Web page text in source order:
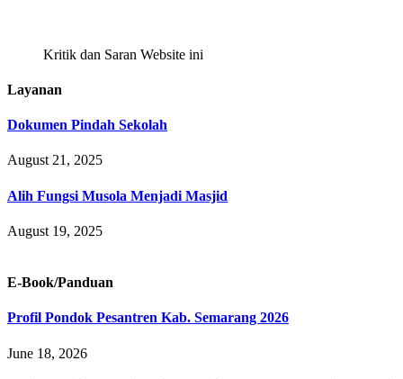
Kritik dan Saran Website ini
Layanan
Dokumen Pindah Sekolah
August 21, 2025
Alih Fungsi Musola Menjadi Masjid
August 19, 2025
E-Book/Panduan
Profil Pondok Pesantren Kab. Semarang 2026
June 18, 2026